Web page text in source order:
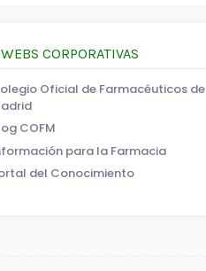
CORPORATIVAS
Oficial de Farmacéuticos de
COFM
para la Farmacia
del Conocimiento